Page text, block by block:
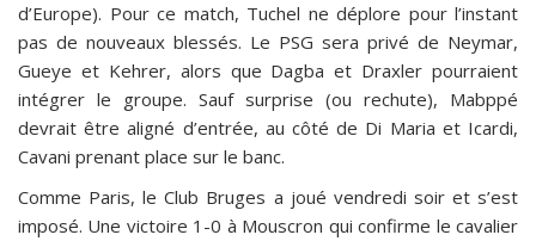
d’Europe). Pour ce match, Tuchel ne déplore pour l’instant
pas de nouveaux blessés. Le PSG sera privé de Neymar,
Gueye et Kehrer, alors que Dagba et Draxler pourraient
intégrer le groupe. Sauf surprise (ou rechute), Mabppé
devrait être aligné d’entrée, au côté de Di Maria et Icardi,
Cavani prenant place sur le banc.
Comme Paris, le Club Bruges a joué vendredi soir et s’est
imposé. Une victoire 1-0 à Mouscron qui confirme le cavalier